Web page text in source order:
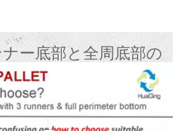
ー底部と全周底部の
チック パレットを選